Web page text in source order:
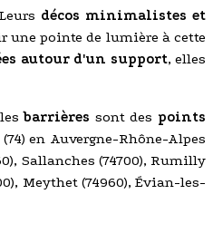
décos minimalistes et
une pointe de lumière à cette
autour d'un support, elles
barrières sont des points
en Auvergne-Rhône-Alpes
Sallanches (74700), Rumilly
Meythet (74960), Évian-les-